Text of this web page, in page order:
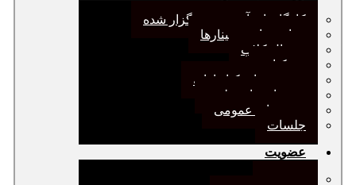
کارگاههای آموزشی برگزار شده
همایش‌ها و سمینارها
ژورنال کلاب
نقد کتاب
دورهمی‌های کتابدارانه
سخنرانی‌های علمی
مجمع‌های عمومی
جلسات
عضویت